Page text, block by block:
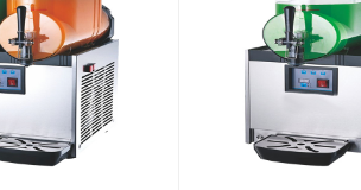
نمایش سریع نمایش